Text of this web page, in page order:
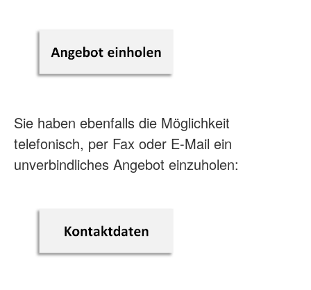
Sie haben ebenfalls die Möglichkeit
telefonisch, per Fax oder E-Mail ein
unverbindliches Angebot einzuholen: